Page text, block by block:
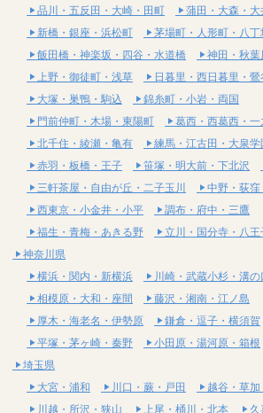
品川・五反田・大崎・田町
蒲田・大森・大
新橋・銀座・浜松町
茅場町・人形町・八丁
飯田橋・神楽坂・四谷・水道橋
神田・秋
上野・御徒町・浅草
日暮里・西日暮里・鶯
大塚・巣鴨・駒込
錦糸町・小岩・両国
門前仲町・木場・東陽町
葛西・西葛西・一
北千住・綾瀬・亀有
練馬・江古田・大泉学
赤羽・板橋・王子
笹塚・明大前・下北沢
三軒茶屋・自由が丘・二子玉川
中野・荻窪
西東京・小金井・小平
調布・府中・三鷹
福生・青梅・あきる野
立川・国分寺・八王
神奈川県
横浜・関内・新横浜
川崎・武蔵小杉・溝の
相模原・大和・座間
藤沢・湘南・江ノ島
厚木・海老名・伊勢原
鎌倉・逗子・横須賀
平塚・茅ヶ崎・秦野
小田原・湯河原・箱根
埼玉県
大宮・浦和
川口・蕨・戸田
越谷・草
川越・所沢・狭山
上尾・桶川・北本 久